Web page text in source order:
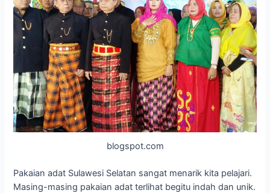
blogspot.com
Pakaian adat Sulawesi Selatan sangat menarik kita pelajari.
Masing-masing pakaian adat terlihat begitu indah dan unik.